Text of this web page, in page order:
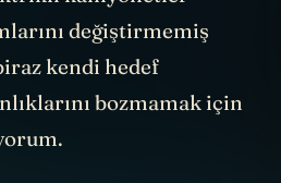
değiştirmemiş
kendi hedef
bozmamak için